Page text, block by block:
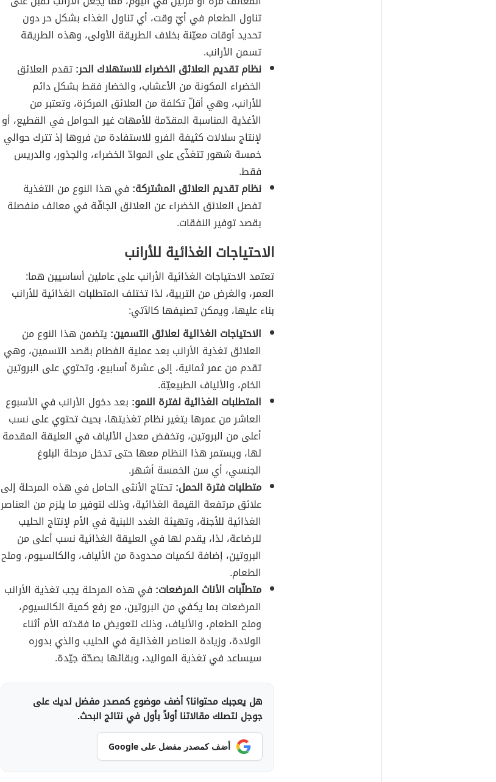
تناول الطعام في أيّ وقت، أي تناول الغذاء بشكل حر دون
تحديد أوقات معيّنة بخلاف الطريقة الأولى، وهذه الطريقة
تسمن الأرانب.
نظام تقديم العلائق الخضراء للاستهلاك الحر:تقدم العلائق
الخضراء المكونة من الأعشاب، والخضار فقط بشكل دائم
للأرانب، وهي أقلّ تكلفة من العلائق المركزة، وتعتبر من
الأغذية المناسبة المقدّمة للأمهات غير الحوامل في القطيع، أو
لإنتاج سلالات كثيفة الفرو للاستفادة من فروها إذ تترك حوالي
خمسة شهور تتغذّى على الموادّ الخضراء، والجذور، والدريس
فقط.
نظام تقديم العلائق المشتركة: في هذا النوع من التغذية
تفصل العلائق الخضراء عن العلائق الجافّة في معالف منفصلة
بقصد توفير النفقات.
الاحتياجات الغذائية للأرانب
تعتمد الاحتياجات الغذائية الأرانب على عاملين أساسيين هما:
العمر، والغرض من التربية، لذا تختلف المتطلبات الغذائية للأرانب
بناء عليها، ويمكن تصنيفها كالآتي:
الاحتياجات الغذائية لعلائق التسمين: يتضمن هذا النوع من
العلائق تغذية الأرانب بعد عملية الفطام بقصد التسمين، وهي
تقدم من عمر ثمانية، إلى عشرة أسابيع، وتحتوي على البروتين
الخام، والألياف الطبيعيّة.
المتطلبات الغذائية لفترة النمو: بعد دخول الأرانب في الأسبوع
العاشر من عمرها يتغير نظام تغذيتها، بحيث تحتوي على نسب
أعلى من البروتين، وتخفض معدل الألياف في العليقة المقدمة
لها، ويستمر هذا النظام معها حتى تدخل مرحلة البلوغ
الجنسي، أي سن الخمسة أشهر.
متطلبات فترة الحمل:تحتاج الأنثى الحامل في هذه المرحلة إلى
علائق مرتفعة القيمة الغذائية، وذلك لتوفير ما يلزم من العناصر
الغذائية للأجنة، وتهيئة الغدد اللبنية في الأم لإنتاج الحليب
للرضاعة، لذا، يقدم لها في العليقة الغذائية نسب أعلى من
البروتين، إضافة لكميات محدودة من الألياف، والكالسيوم، وملح
الطعام.
متطلّبات الأناث المرضعات: في هذه المرحلة يجب تغذية الأرانب
المرضعات بما يكفي من البروتين، مع رفع كمية الكالسيوم،
وملح الطعام، والألياف، وذلك لتعويض ما فقدته الأم أثناء
الولادة، وزيادة العناصر الغذائية في الحليب والذي بدوره
سيساعد في تغذية المواليد، وبقائها بصحّة جيّدة.
هل يعجبك محتوانا؟ أضف موضوع كمصدر مفضل لديك على
جوجل لتصلك مقالاتنا أولاً بأول في نتائج البحث.
أضف كمصدر مفضل على Google